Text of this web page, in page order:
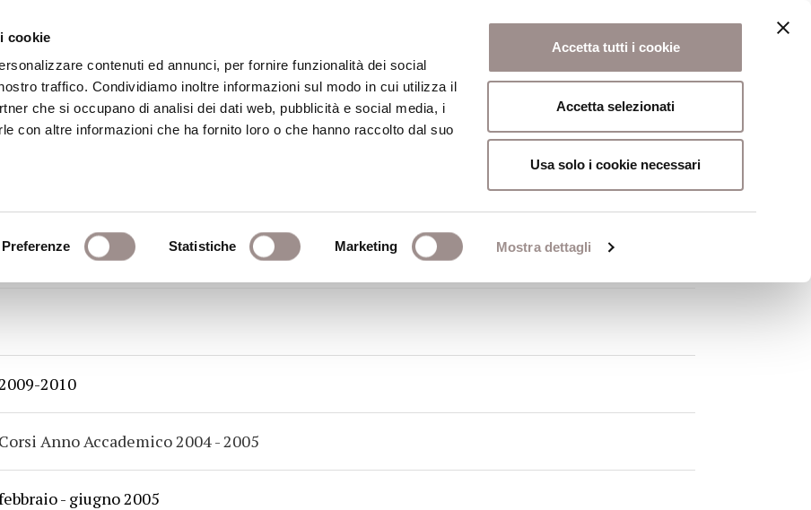
cookie
contenuti ed annunci, per fornire funzionalità dei social
traffico. Condividiamo inoltre informazioni sul modo in cui utilizza il
che si occupano di analisi dei dati web, pubblicità e social media, i
con altre informazioni che ha fornito loro o che hanno raccolto dal suo
Preferenze Statistiche Marketing Mostra dettagli
Accetta tutti i cookie
Accetta selezionati
Usa solo i cookie necessari
Centro Culturale Centro Studi Religiosi Scuola Alti Studi
2004 - 2005
2010
Corsi Anno Accademico 2004 - 2005
- giugno 2005